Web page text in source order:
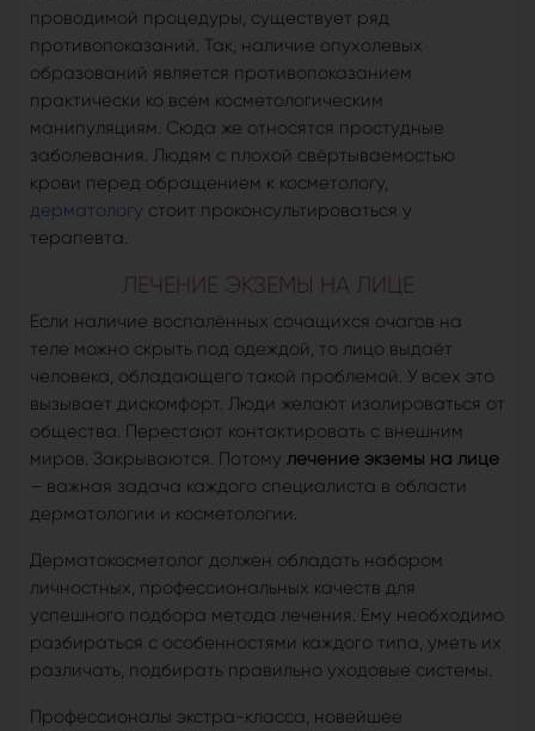
проводимой процедуры, существует ряд
противопоказаний. Так, наличие опухолевых
образований является противопоказанием
практически ко всем косметологическим
манипуляциям. Сюда же относятся простудные
заболевания. Людям с плохой свёртываемостью
крови перед обращением к косметологу,
дерматологу стоит проконсультироваться у
терапевта.
ЛЕЧЕНИЕ ЭКЗЕМЫ НА ЛИЦЕ
Если наличие воспалённых сочащихся очагов на
теле можно скрыть под одеждой, то лицо выдаёт
человека, обладающего такой проблемой. У всех это
вызывает дискомфорт. Люди желают изолироваться от
общества. Перестают контактировать с внешним
миров. Закрываются. Потому лечение экземы на лице
– важная задача каждого специалиста в области
дерматологии и косметологии.
Дерматокосметолог должен обладать набором
личностных, профессиональных качеств для
успешного подбора метода лечения. Ему необходимо
разбираться с особенностями каждого типа, уметь их
различать, подбирать правильно уходовые системы.
Профессионалы экстра-класса, новейшее